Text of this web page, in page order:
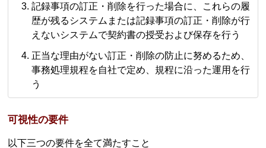
記録事項の訂正・削除を行った場合に、これらの履
歴が残るシステムまたは記録事項の訂正・削除が行
えないシステムで契約書の授受および保存を行う
正当な理由がない訂正・削除の防止に努めるため、
事務処理規程を自社で定め、規程に沿った運用を行
う
可視性の要件
以下三つの要件を全て満たすこと